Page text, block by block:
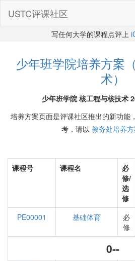
USTC评课社区
写任何大学的课程点评上
少年班学院培养方案
术）
少年班学院 核工程与核技术
培养方案页面是评课社区推出的新功能
考，请以 教务处培养
课程号 课程名
必
修/
选
修
PE00001
基础体育
必
修
0--